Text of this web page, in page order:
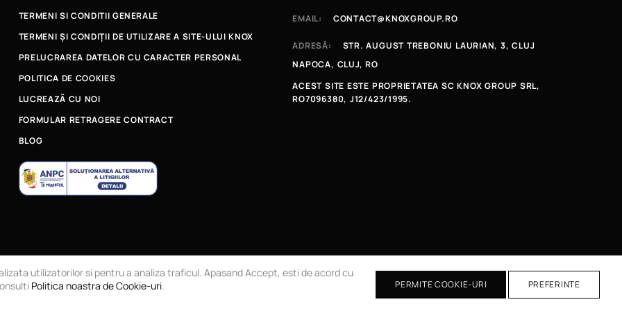
TERMENI SI CONDITII GENERALE
TERMENI ȘI CONDIȚII DE UTILIZARE A SITE-ULUI KNOX
PRELUCRAREA DATELOR CU CARACTER PERSONAL
POLITICA DE COOKIES
LUCREAZÃ CU NOI
FORMULAR RETRAGERE CONTRACT
BLOG
EMAIL: CONTACT@KNOXGROUP.RO
ADRESĂ:
STR. AUGUST TREBONIU LAURIAN, 3, CLUJ
NAPOCA, CLUJ, RO
ACEST SITE ESTE PROPRIETATEA SC KNOX GROUP SRL,
RO7096380, J12/423/1995.
Magazin online
utilizatorilor si pentru a analiza traficul. Apasand Accept, esti de acord cu
Politica noastra de Cookie-uri. PERMITE COOKIE-URI PREFERINTE